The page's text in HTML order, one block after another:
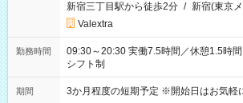
新宿三丁目駅から徒歩2分 / 新宿(東京
Valextra
勤務時間
09:30～20:30 実働7.5時間／休憩1.5時間 営業時間に合わせた
シフト制
期間 3か月程度の短期予定 ※開始日はお気軽